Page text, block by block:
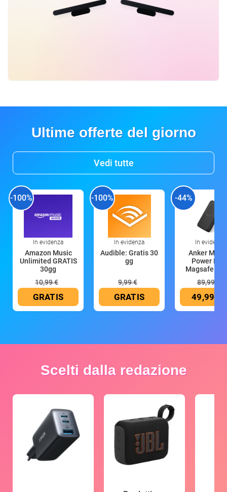
Ultime offerte del giorno
Vedi tutte
-100%
In evidenza
Amazon Music
Unlimited GRATIS
30gg
10,99 €
GRATIS
-100%
In evidenza
Audible: Gratis 30
gg
9,99 €
GRATIS
-44%
In evidenza
Anker
Power
Magsafe
89,99 €
49,99 €
Scelti dalla redazione